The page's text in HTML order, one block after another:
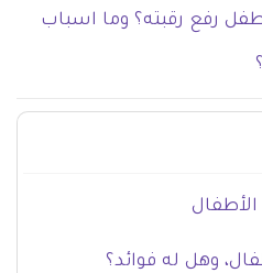
رفع رقبته؟ وما اسباب
وهل له فوائد؟